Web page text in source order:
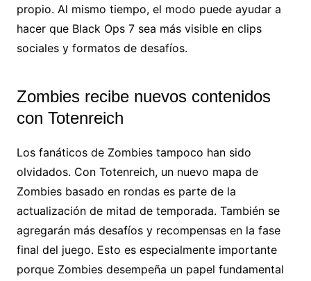
propio. Al mismo tiempo, el modo puede ayudar a
hacer que Black Ops 7 sea más visible en clips
sociales y formatos de desafíos.
Zombies recibe nuevos contenidos
con Totenreich
Los fanáticos de Zombies tampoco han sido
olvidados. Con Totenreich, un nuevo mapa de
Zombies basado en rondas es parte de la
actualización de mitad de temporada. También se
agregarán más desafíos y recompensas en la fase
final del juego. Esto es especialmente importante
porque Zombies desempeña un papel fundamental